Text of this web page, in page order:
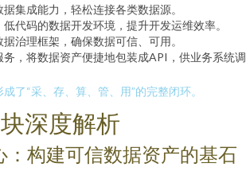
据集成能力，轻松连接各类数据源。
低代码的数据开发环境，提升开发运维效率。
据治理框架，确保数据可信、可用。
务，将数据资产便捷地包装成API，供业务系统调
了“采、存、算、管、用”的完整闭环。
深度解析
：构建可信数据资产的基石